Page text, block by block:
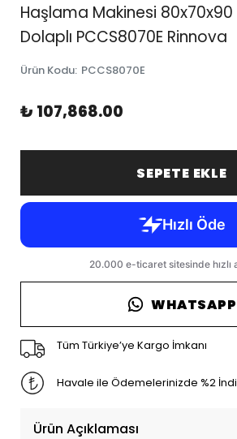
Haşlama Makinesi
Dolaplı PCCS8070E Rinnova
Ürün Kodu: PCCS8070E
₺ 107,868.00
SEPETE EKLE
WHATSAPP
Tüm Türkiye’ye Kargo İmkanı
Havale ile Ödemelerinizde %2
Ürün Açıklaması